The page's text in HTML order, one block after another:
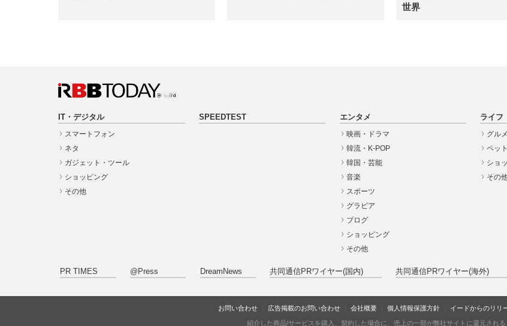
世界
IT・デジタル
スマートフォン
ネタ
ガジェット・ツール
ショッピング
その他
SPEEDTEST
エンタメ
映画・ドラマ
韓流・K-POP
韓国・芸能
音楽
スポーツ
グラビア
ブログ
ショッピング
その他
ライフ
グルメ
ペット
ショ
その
PR TIMES @Press DreamNews 共同通信PRワイヤー(国内) 共同通信PRワイヤー(海外)
お問い合わせ 広告掲載のお問い合わせ 会社概要 個人情報保護方針 イードからのリリ
紹介した商品/サービスを購入、契約した場合に、売上の一部が弊社サイトに還元される